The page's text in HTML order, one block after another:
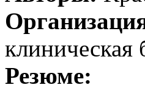
клиническая
Резюме: